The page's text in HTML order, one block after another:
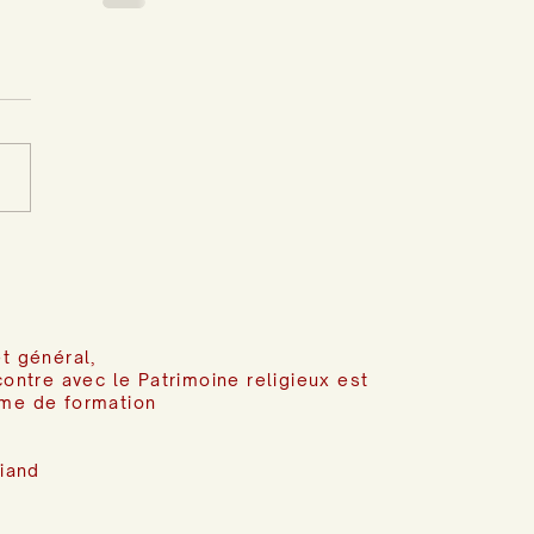
général,
avec le Patrimoine religieux est
de formation